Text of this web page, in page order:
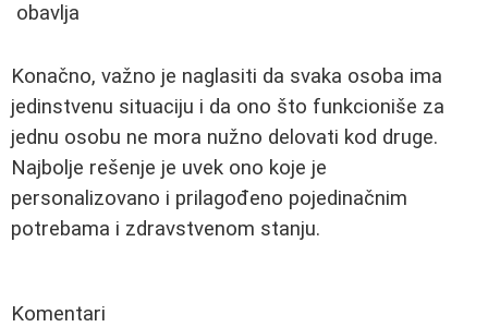
obavlja
Konačno, važno je naglasiti da svaka osoba ima
jedinstvenu situaciju i da ono što funkcioniše za
jednu osobu ne mora nužno delovati kod druge.
Najbolje rešenje je uvek ono koje je
personalizovano i prilagođeno pojedinačnim
potrebama i zdravstvenom stanju.
Komentari